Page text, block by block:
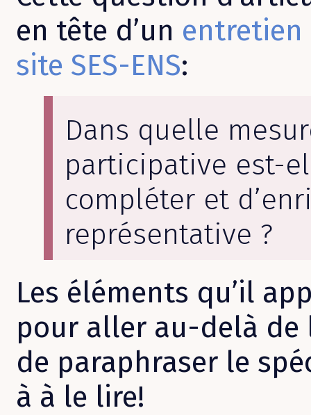
en tête d’un entretien
site SES-ENS:
Dans quelle
participative est-
compléter et
représentative ?
Les éléments qu’il
pour aller au-delà de
de paraphraser le
à à le lire!